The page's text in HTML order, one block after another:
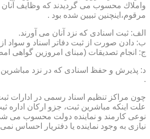
مرقوم،اینچنین تبیین شده بود .
الف: ثبت اسنادی كه نزد آنان می آورند.
ب: دادن صورت از ثبت دفاتر اسناد و سواد
ج: انجام تصدیقات (مبنای امروزین گواهی
د: پذیرش و حفظ اسنادی كه در نزد مباشرین
.
چون مراكز تنظیم اسناد رسمی در ادارات
علت اینكه مباشرین ثبت، جزو اركان اداره
نوعی كارمند و نماینده دولت محسوب می
نیازی به وجود نماینده یا دفتریار احساس